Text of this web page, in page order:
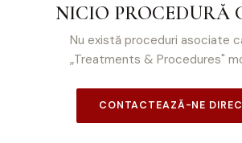
NICIO PROCEDURĂ
Nu există proceduri asociate
„Treatments & Procedures"
CONTACTEAZĂ-NE